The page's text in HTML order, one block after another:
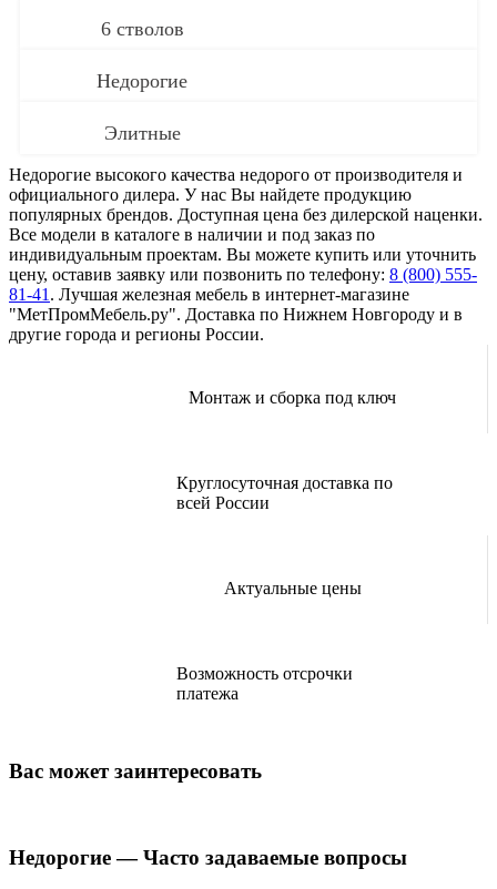
6 стволов
Недорогие
Элитные
Недорогие высокого качества недорого от производителя и
официального дилера. У нас Вы найдете продукцию
популярных брендов. Доступная цена без дилерской наценки.
Все модели в каталоге в наличии и под заказ по
индивидуальным проектам. Вы можете купить или уточнить
цену, оставив заявку или позвонить по телефону: 8 (800) 555-
81-41 . Лучшая железная мебель в интернет-магазине
"МетПромМебель.ру". Доставка по Нижнем Новгороду и в
другие города и регионы России.
Монтаж и сборка под ключ
Круглосуточная доставка по
всей России
Актуальные цены
Возможность отсрочки
платежа
Вас может заинтересовать
Недорогие — Часто задаваемые вопросы